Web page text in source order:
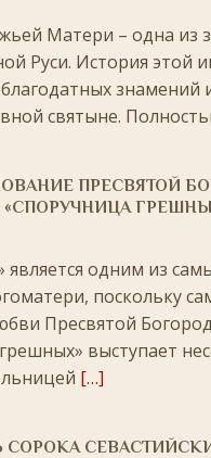
РОЖДЕСТВО
поста
воскресенье, 7
года
+
воскресенье,
иконы Божией Матери
воскресенье, 26
ЛИКИ СВЯТЫХ
Матери – одна из
Руси. История этой
знамений
святыне.
ПРЕСВЯТОЙ
одним из
поскольку
Пресвятой
выступает
[…]
СОРОКА